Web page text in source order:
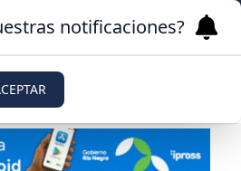
notificaciones?